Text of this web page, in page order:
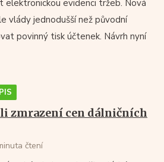
elektronickou evidenci tržeb. Nová
vlády jednodušší než původní
povinný tisk účtenek. Návrh nyní
zmrazení cen dálničních
čtení